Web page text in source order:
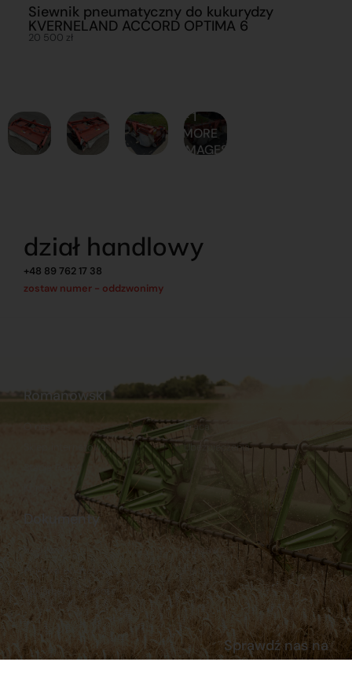
Siewnik pneumatyczny do kukurydzy
KVERNELAND ACCORD OPTIMA 6
20 500 zł
+ 1
MORE
IMAGES
dział handlowy
+48 89 762 17 38
zostaw numer - oddzwonimy
Dokumenty
Regulamin
Polityka prywatności
Reklamacje i zwroty
Dostawy
Płatności
Romanowski
Sklep internetowy
Praca
Ubezpieczenia
Sprawdź nas na